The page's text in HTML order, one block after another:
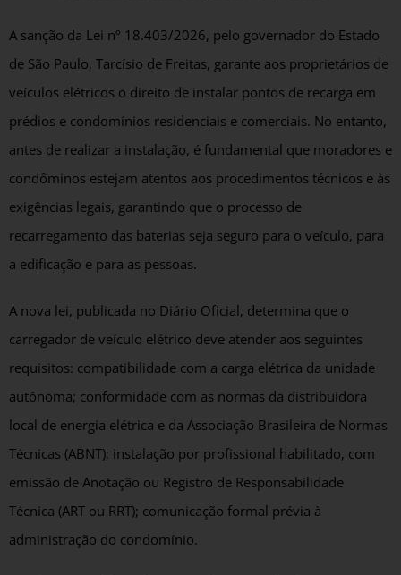
A sanção da Lei nº 18.403/2026, pelo governador do Estado
de São Paulo, Tarcísio de Freitas, garante aos proprietários de
veículos elétricos o direito de instalar pontos de recarga em
prédios e condomínios residenciais e comerciais. No entanto,
antes de realizar a instalação, é fundamental que moradores e
condôminos estejam atentos aos procedimentos técnicos e às
exigências legais, garantindo que o processo de
recarregamento das baterias seja seguro para o veículo, para
a edificação e para as pessoas.
A nova lei, publicada no Diário Oficial, determina que o
carregador de veículo elétrico deve atender aos seguintes
requisitos: compatibilidade com a carga elétrica da unidade
autônoma; conformidade com as normas da distribuidora
local de energia elétrica e da Associação Brasileira de Normas
Técnicas (ABNT); instalação por profissional habilitado, com
emissão de Anotação ou Registro de Responsabilidade
Técnica (ART ou RRT); comunicação formal prévia à
administração do condomínio.